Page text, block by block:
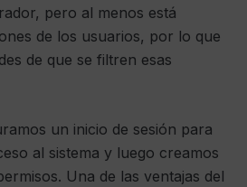
pero al menos está
de los usuarios, por lo que
de que se filtren esas
un inicio de sesión para
al sistema y luego creamos
Una de las ventajas del